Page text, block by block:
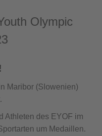
Olympic
Maribor (Slowenien)
Athleten des EYOF im
um Medaillen.